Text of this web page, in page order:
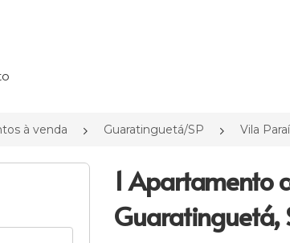
à venda Guaratinguetá/SP Vila
1 Apartamento
Guaratinguetá,